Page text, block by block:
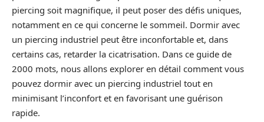
piercing soit magnifique, il peut poser des défis uniques,
notamment en ce qui concerne le sommeil. Dormir avec
un piercing industriel peut être inconfortable et, dans
certains cas, retarder la cicatrisation. Dans ce guide de
2000 mots, nous allons explorer en détail comment vous
pouvez dormir avec un piercing industriel tout en
minimisant l’inconfort et en favorisant une guérison
rapide.